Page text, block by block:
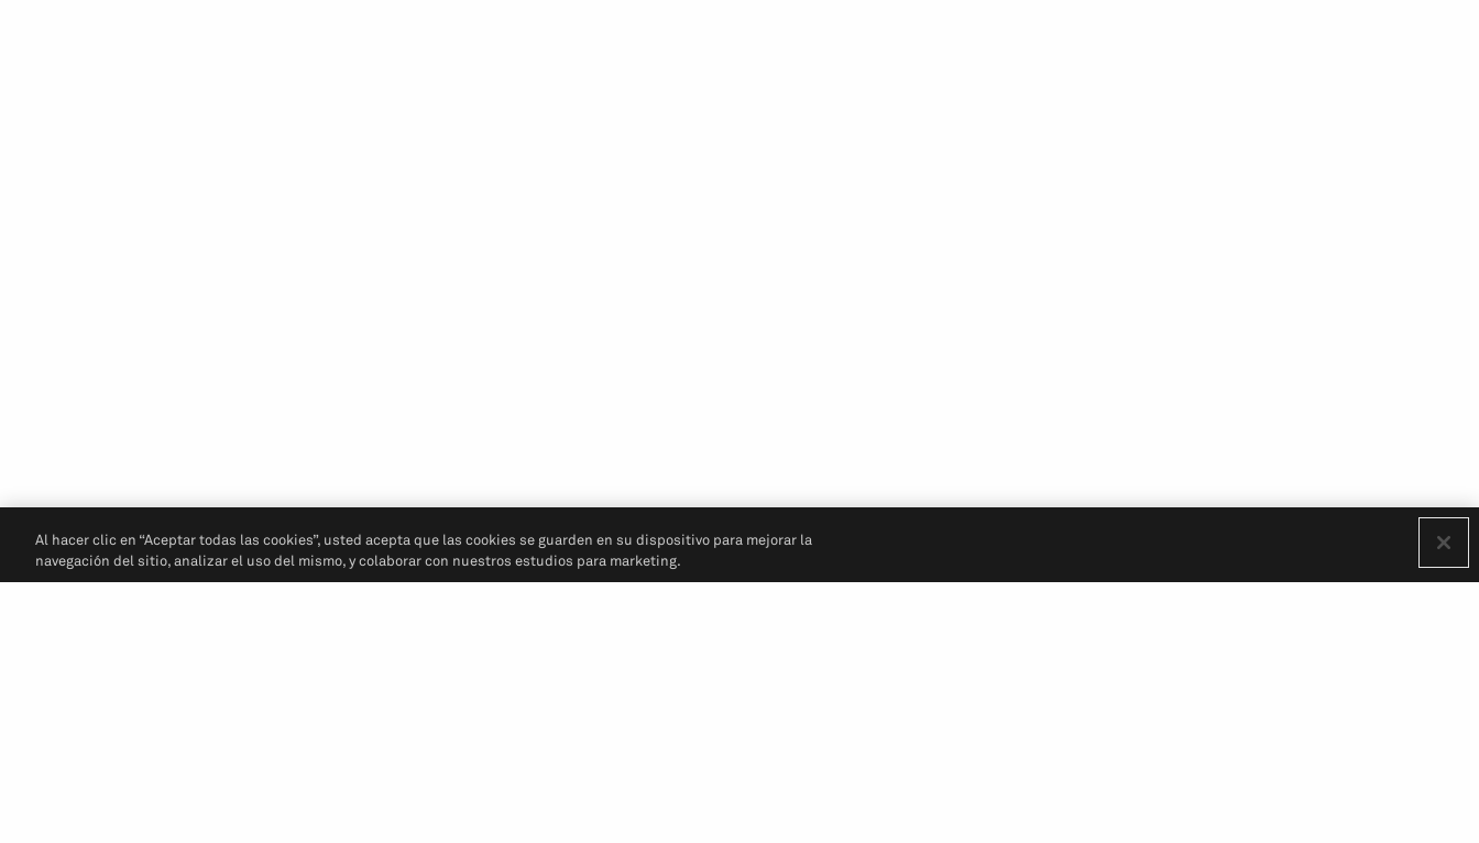
Al hacer clic en “Aceptar todas las cookies”, usted acepta que las cookies se guarden en su dispositivo para mejorar la
navegación del sitio, analizar el uso del mismo, y colaborar con nuestros estudios para marketing.